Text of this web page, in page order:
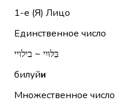
1-е (Я) Лицо
Единственное число
בִּלּוּיִי ~ בילויי
билуйи
Множественное число